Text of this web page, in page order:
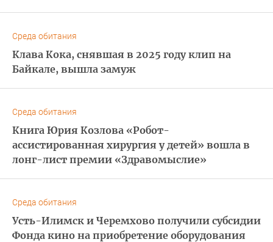
Среда обитания
Клава Кока, снявшая в 2025 году клип на
Байкале, вышла замуж
Среда обитания
Книга Юрия Козлова «Робот-
ассистированная хирургия у детей» вошла в
лонг-лист премии «Здравомыслие»
Среда обитания
Усть-Илимск и Черемхово получили субсидии
Фонда кино на приобретение оборудования